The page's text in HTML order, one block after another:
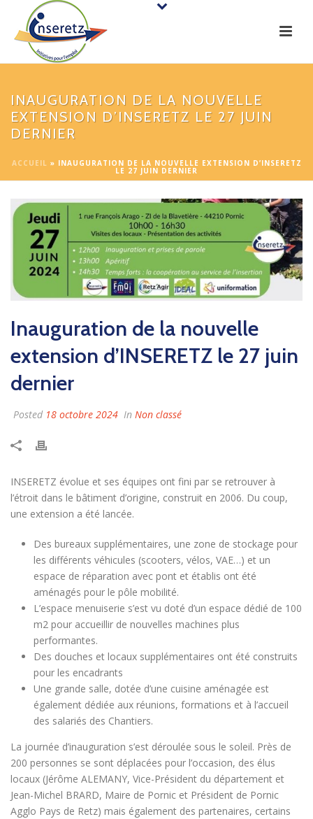
INAUGURATION DE LA NOUVELLE
EXTENSION D’INSERETZ LE 27 JUIN
DERNIER
ACCUEIL » INAUGURATION DE LA NOUVELLE EXTENSION D’INSERETZ
LE 27 JUIN DERNIER
Inauguration de la nouvelle
extension d’INSERETZ le 27 juin
dernier
Posted 18 octobre 2024 In Non classé
INSERETZ évolue et ses équipes ont fini par se retrouver à
l’étroit dans le bâtiment d’origine, construit en 2006. Du coup,
une extension a été lancée.
Des bureaux supplémentaires, une zone de stockage pour
les différents véhicules (scooters, vélos, VAE…) et un
espace de réparation avec pont et établis ont été
aménagés pour le pôle mobilité.
L’espace menuiserie s’est vu doté d’un espace dédié de 100
m2 pour accueillir de nouvelles machines plus
performantes.
Des douches et locaux supplémentaires ont été construits
pour les encadrants
Une grande salle, dotée d’une cuisine aménagée est
également dédiée aux réunions, formations et à l’accueil
des salariés des Chantiers.
La journée d’inauguration s’est déroulée sous le soleil. Près de
200 personnes se sont déplacées pour l’occasion, des élus
locaux (Jérôme ALEMANY, Vice-Président du département et
Jean-Michel BRARD, Maire de Pornic et Président de Pornic
Agglo Pays de Retz) mais également des partenaires, certains